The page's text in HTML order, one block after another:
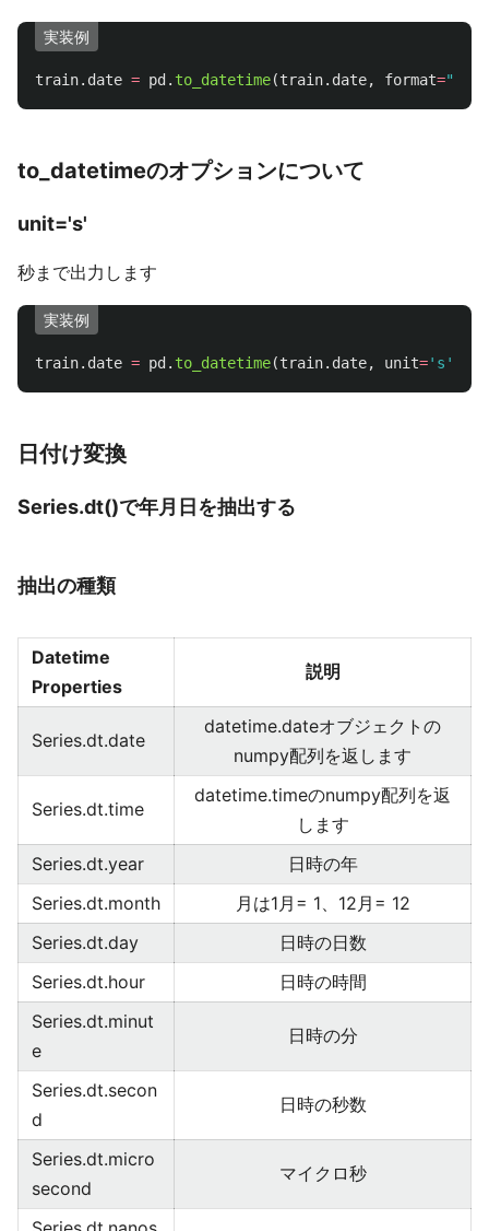
実装例
train. date = pd . to_datetime(train. date, format="
to_datetimeのオプションについて
unit='s'
秒まで出力します
実装例
train. date = pd . to_datetime(train. date, unit=' s '
日付け変換
Series.dt()で年月日を抽出する
抽出の種類
Datetime
Properties
説明
Series.dt.date
datetime.dateオブジェクトの
numpy配列を返します
Series.dt.time
datetime.timeのnumpy配列を返
します
Series.dt.year
日時の年
Series.dt.month
月は1月= 1、12月= 12
Series.dt.day
日時の日数
Series.dt.hour
日時の時間
Series.dt.minut
e
日時の分
Series.dt.secon
d
日時の秒数
Series.dt.micro
second
マイクロ秒